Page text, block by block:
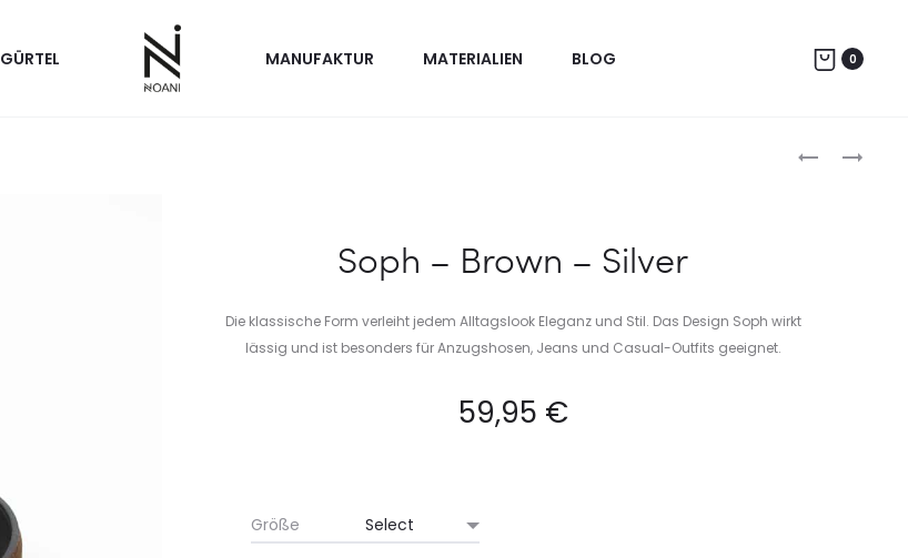
GÜRTEL MANUFAKTUR MATERIALIEN BLOG 0
KAINE
Soph – Brown – Silver
Die klassische Form verleiht jedem Alltagslook Eleganz und Stil. Das Design Soph wirkt
lässig und ist besonders für Anzugshosen, Jeans und Casual-Outfits geeignet.
59,95 €
Größe